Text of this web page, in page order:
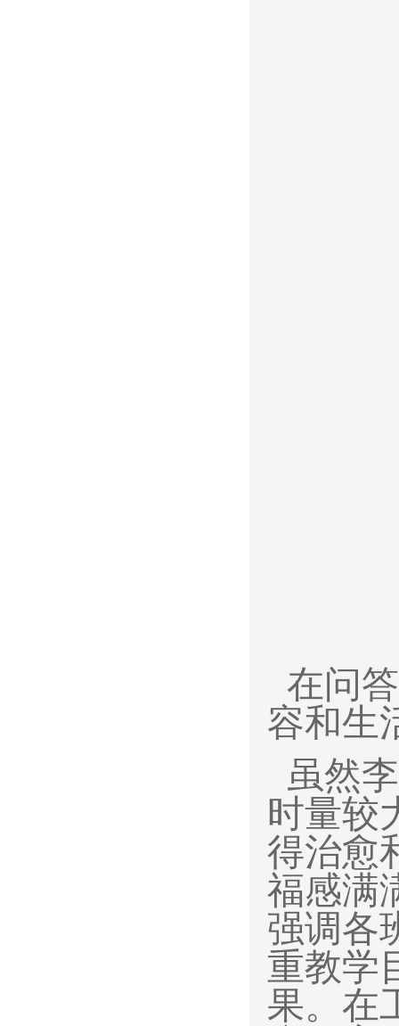
在问
容和生
虽然
时量较
得治愈
福感满
强调各
重教学
果。 在